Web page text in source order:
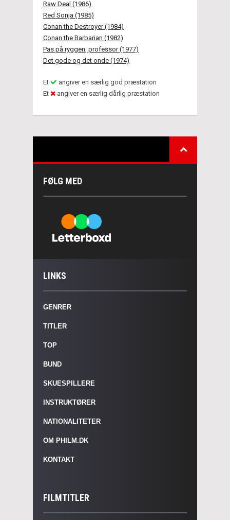
Raw Deal (1986)
Red Sonja (1985)
Conan the Destroyer (1984)
Conan the Barbarian (1982)
Pas på ryggen, professor (1977)
Det gode og det onde (1974)
Et
angiver en særlig god præstation
Et
angiver en særlig dårlig præstation
FØLG MED
LINKS
GENRER
TITLER
TOP
BUND
SKUESPILLERE
INSTRUKTØRER
NATIONALITETER
OM PHILM.DK
KONTAKT
FILMTITLER